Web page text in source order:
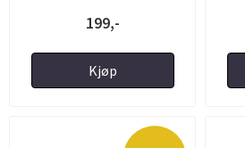
199,-
Kjøp